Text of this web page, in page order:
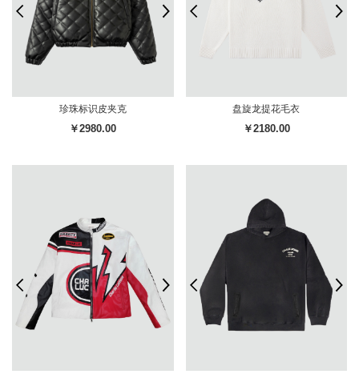
珍珠标识皮夹克
￥2980.00
盘旋龙提花毛衣
￥2180.00